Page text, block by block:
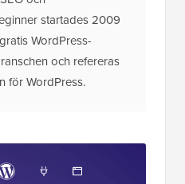
startades 2009
WordPress-
och refereras
för WordPress.